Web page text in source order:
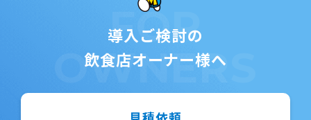
導入ご検討の
飲食店オーナー様へ
FOR
OWNERS